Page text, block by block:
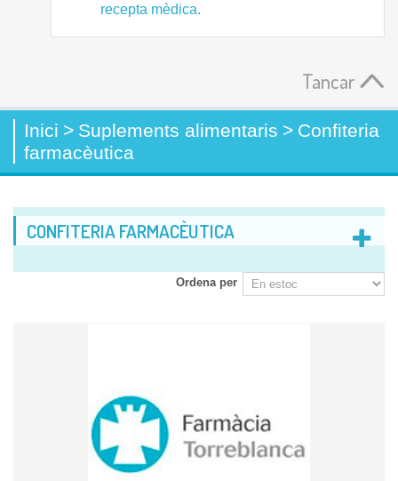
recepta mèdica.
Tancar
Inici > Suplements alimentaris > Confiteria
farmacèutica
CONFITERIA FARMACÈUTICA
Ordena per